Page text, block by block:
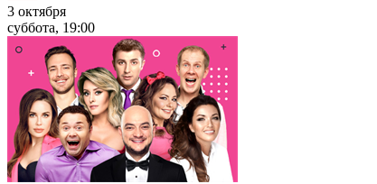
3 октября
суббота, 19:00